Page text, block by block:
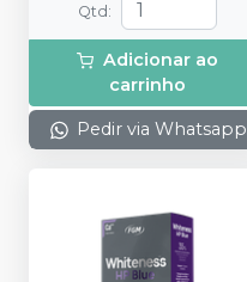
aplicação; 01 Instrução
de uso para o
profissional.
Qtd:
Adicionar ao
carrinho
Pedir via Whatsapp